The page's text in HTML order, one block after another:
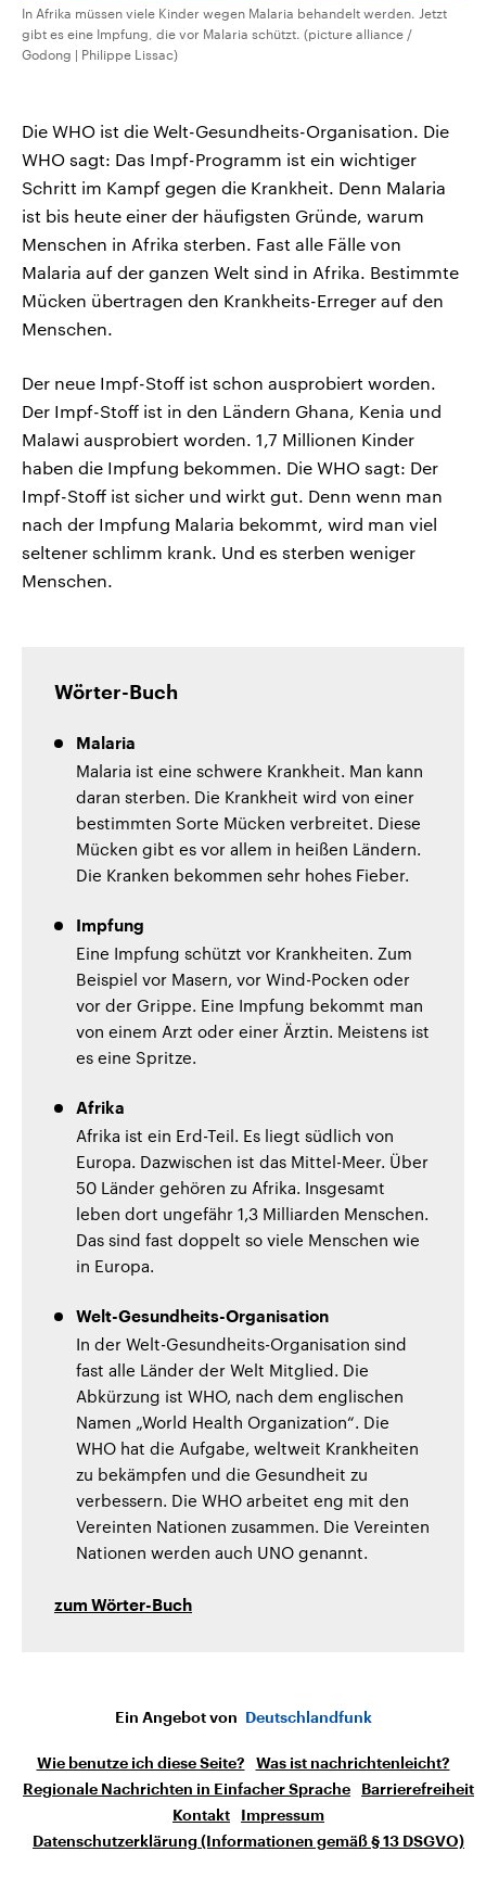
In Afrika müssen viele Kinder wegen Malaria behandelt werden. Jetzt
gibt es eine Impfung, die vor Malaria schützt. (picture alliance /
Godong | Philippe Lissac)
Die WHO ist die Welt-Gesundheits-Organisation. Die
WHO sagt: Das Impf-Programm ist ein wichtiger
Schritt im Kampf gegen die Krankheit. Denn Malaria
ist bis heute einer der häufigsten Gründe, warum
Menschen in Afrika sterben. Fast alle Fälle von
Malaria auf der ganzen Welt sind in Afrika. Bestimmte
Mücken übertragen den Krankheits-Erreger auf den
Menschen.
Der neue Impf-Stoff ist schon ausprobiert worden.
Der Impf-Stoff ist in den Ländern Ghana, Kenia und
Malawi ausprobiert worden. 1,7 Millionen Kinder
haben die Impfung bekommen. Die WHO sagt: Der
Impf-Stoff ist sicher und wirkt gut. Denn wenn man
nach der Impfung Malaria bekommt, wird man viel
seltener schlimm krank. Und es sterben weniger
Menschen.
Wörter-Buch
Malaria
Malaria ist eine schwere Krankheit. Man kann
daran sterben. Die Krankheit wird von einer
bestimmten Sorte Mücken verbreitet. Diese
Mücken gibt es vor allem in heißen Ländern.
Die Kranken bekommen sehr hohes Fieber.
Impfung
Eine Impfung schützt vor Krankheiten. Zum
Beispiel vor Masern, vor Wind-Pocken oder
vor der Grippe. Eine Impfung bekommt man
von einem Arzt oder einer Ärztin. Meistens ist
es eine Spritze.
Afrika
Afrika ist ein Erd-Teil. Es liegt südlich von
Europa. Dazwischen ist das Mittel-Meer. Über
50 Länder gehören zu Afrika. Insgesamt
leben dort ungefähr 1,3 Milliarden Menschen.
Das sind fast doppelt so viele Menschen wie
in Europa.
Welt-Gesundheits-Organisation
In der Welt-Gesundheits-Organisation sind
fast alle Länder der Welt Mitglied. Die
Abkürzung ist WHO, nach dem englischen
Namen „World Health Organization“. Die
WHO hat die Aufgabe, weltweit Krankheiten
zu bekämpfen und die Gesundheit zu
verbessern. Die WHO arbeitet eng mit den
Vereinten Nationen zusammen. Die Vereinten
Nationen werden auch UNO genannt.
zum Wörter-Buch
Ein Angebot von Deutschlandfunk
Wie benutze ich diese Seite?
Was ist nachrichtenleicht?
Regionale Nachrichten in Einfacher Sprache
Barrierefreiheit
Kontakt
Impressum
Datenschutzerklärung (Informationen gemäß § 13 DSGVO)